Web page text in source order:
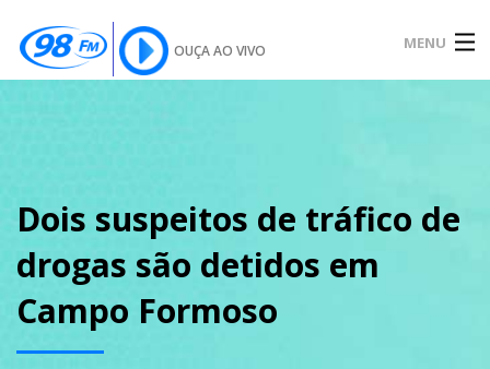
OUÇA AO VIVO MENU
SOBRE
NOTÍCIAS
Dois suspeitos de tráfico de
drogas são detidos em
Campo Formoso